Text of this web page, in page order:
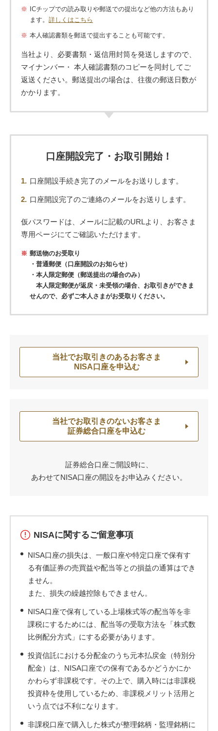
ICチップでの読み取りや郵送での提出など他の方法もあり
ます。 詳しくはこちら
本人確認書類を郵送で提出することも可能です。
当社より、必要書類・返信用封筒を発送しますので、
マイナンバー・ 本人確認書類のコピーを同封してご
返送ください。郵送提出の場合は、往復の郵送日数が
かかります。
口座開設完了・お取引開始！
口座開設手続き完了のメールをお送りします。
口座開設完了のご連絡のメールをお送りします。
仮パスワードは、メールに記載のURLより、お客さま
専用ページにてご確認いただけます。
郵送物のお受取り
・普通郵便（口座開設のお知らせ）
・本人限定郵便（郵送提出の場合のみ）
本人限定郵便が返戻・未受領の場合、お取引きができま
せんので、必ずご本人さまがお受取りください。
当社でお取引きのあるお客さま
NISA口座を申込む
当社でお取引きのないお客さま
証券総合口座を申込む
証券総合口座ご開設時に、
あわせてNISA口座の開設をお申込みください。
NISAに関するご留意事項
NISA口座の損失は、一般口座や特定口座で保有す
る有価証券の売買益や配当等との損益の通算はでき
ません。
また、損失の繰越控除もできません。
NISA口座で保有している上場株式等の配当等を非
課税にするためには、配当等の受取方法を「株式数
比例配分方式」にする必要があります。
投資信託における分配金のうち元本払戻金（特別分
配金）は、NISA口座での保有であるかどうかにか
かわらず非課税です。その上で、購入時には非課税
投資枠を使用しているため、非課税メリット活用と
いう点では不利になります。
非課税口座で購入した株式が整理銘柄・監理銘柄に